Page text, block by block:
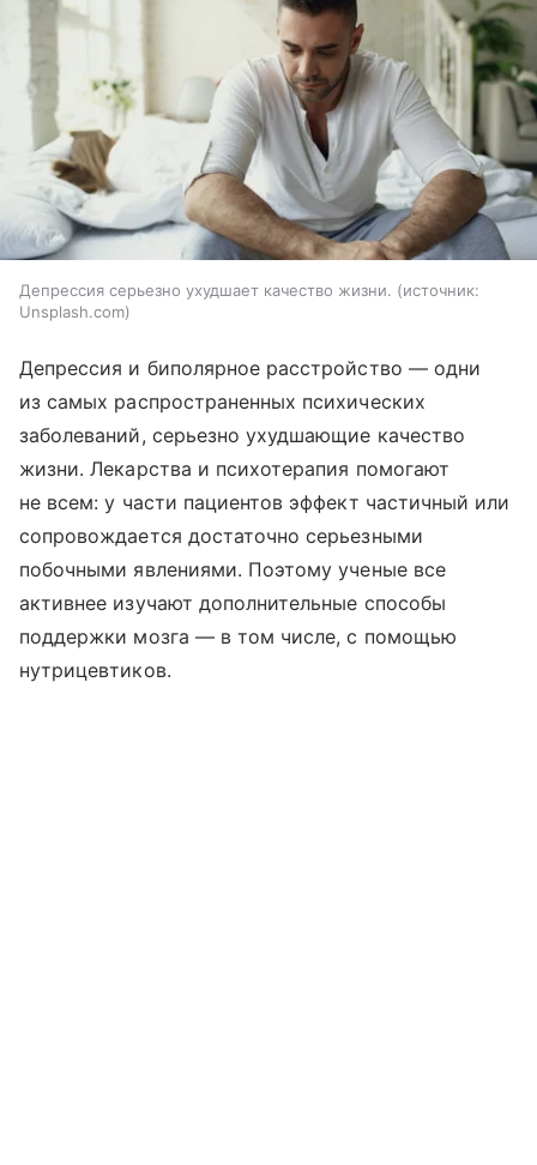
Депрессия серьезно ухудшает качество жизни.
источник:
Unsplash.com
Депрессия и биполярное расстройство — одни
из самых распространенных психических
заболеваний, серьезно ухудшающие качество
жизни. Лекарства и психотерапия помогают
не всем: у части пациентов эффект частичный или
сопровождается достаточно серьезными
побочными явлениями. Поэтому ученые все
активнее изучают дополнительные способы
поддержки мозга — в том числе, с помощью
нутрицевтиков.